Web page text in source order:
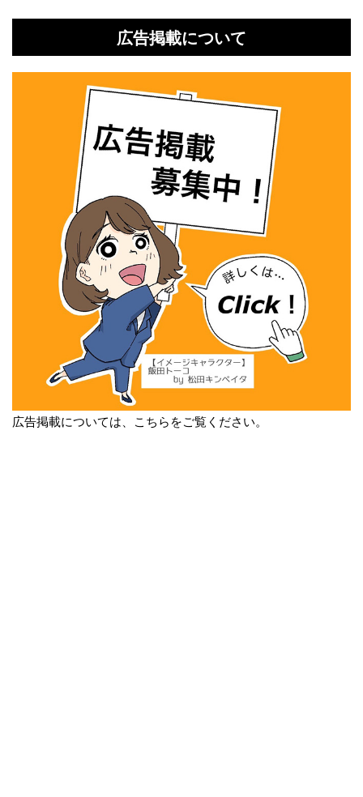
広告掲載について
広告掲載については、こちらをご覧ください。